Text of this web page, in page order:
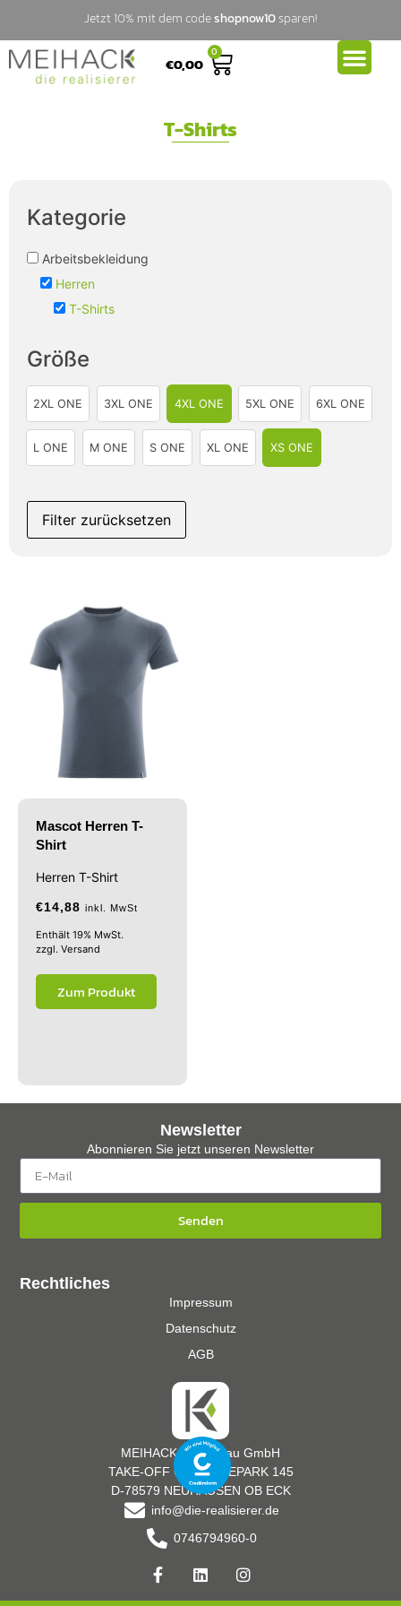
Jetzt 10% mit dem codeshopnow10sparen!
€0,00
0
T-Shirts
Kategorie
Arbeitsbekleidung
Herren
T-Shirts
Größe
2XL ONE 3XL ONE 4XL ONE 5XL ONE 6XL ONE
L ONE M ONE S ONE XL ONE XS ONE
Filter zurücksetzen
Mascot Herren T-
Shirt
Herren T-Shirt
€14,88 inkl. MwSt
Enthält 19% MwSt.
zzgl. Versand
Zum Produkt
MEIHACK Messebau GmbH
TAKE-OFF GEWERBEPARK 145
D-78579 NEUHAUSEN OB ECK
info@die-realisierer.de
0746794960-0
Rechtliches
Impressum
Datenschutz
AGB
Newsletter
Abonnieren Sie jetzt unseren Newsletter
Senden